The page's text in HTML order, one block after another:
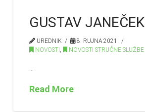
GUSTAV JANEČEK
UREDNIK
8. RUJNA 2021.
NOVOSTI
NOVOSTI STRUČNE SLUŽBE
Read More